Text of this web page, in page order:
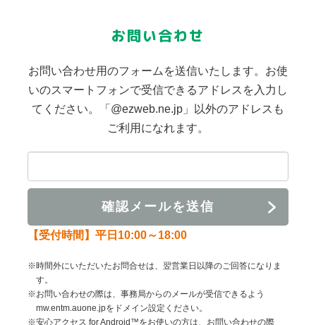
お問い合わせ
お問い合わせ用のフォームを送信いたします。お使
いのスマートフォンで受信できるアドレスを入力し
てください。「@ezweb.ne.jp」以外のアドレスも
ご利用になれます。
【受付時間】平日10:00～18:00
※時間外にいただいたお問合せは、翌営業日以降のご回答になりま
す。
※お問い合わせの際は、事務局からのメールが受信できるよう
mw.entm.auone.jpをドメイン設定ください。
※安心アクセス for Android™をお使いの方は、お問い合わせの際